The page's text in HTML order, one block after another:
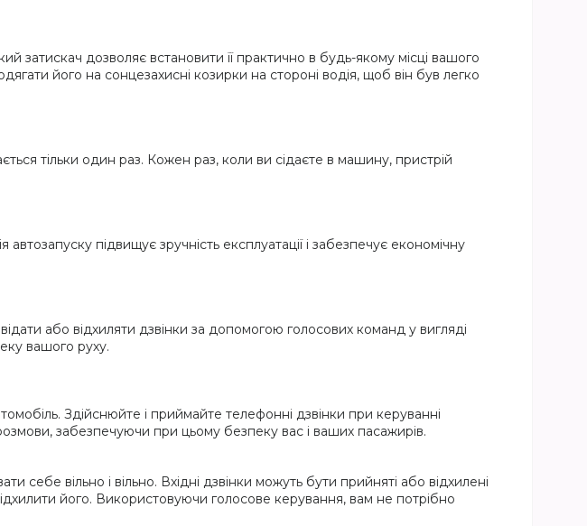
дозволяє встановити її практично в будь-якому місці вашого
його на сонцезахисні козирки на стороні водія, щоб він був легко
тільки один раз. Кожен раз, коли ви сідаєте в машину, пристрій
підвищує зручність експлуатації і забезпечує економічну
або відхиляти дзвінки за допомогою голосових команд у вигляді
вашого руху.
Здійснюйте і приймайте телефонні дзвінки при керуванні
забезпечуючи при цьому безпеку вас і ваших пасажирів.
вільно і вільно. Вхідні дзвінки можуть бути прийняті або відхилені
його. Використовуючи голосове керування, вам не потрібно